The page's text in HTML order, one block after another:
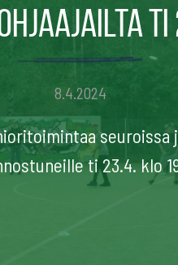
Ohjaajailta ti
8.4.2024
ti 23.4. klo